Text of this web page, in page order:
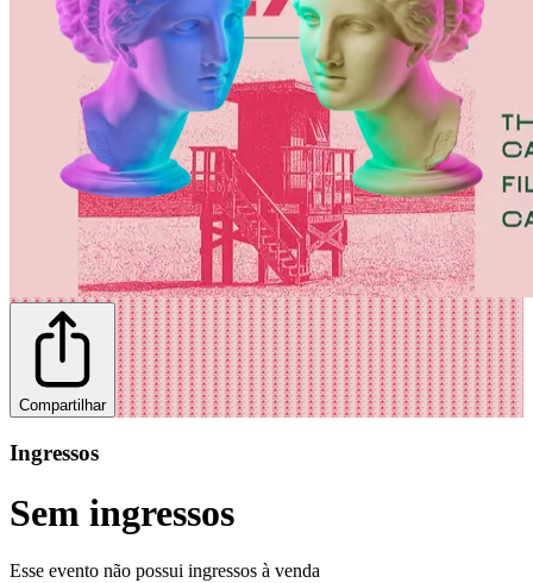
Compartilhar
Ingressos
Sem ingressos
Esse evento não possui ingressos à venda